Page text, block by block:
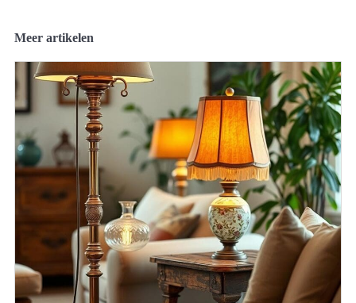
Meer artikelen